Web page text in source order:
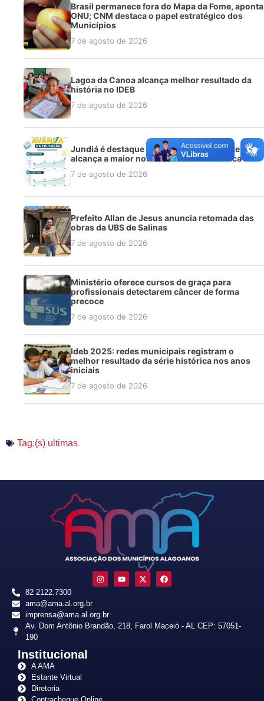
Brasil permanece fora do Mapa da Fome, aponta
ONU; CNM destaca o papel estratégico dos
Municípios
7 de agosto de 2026
Lagoa da Canoa alcança melhor resultado da
história no IDEB
7 de agosto de 2026
Jundiá é destaque no Ideb na região Norte e
alcança a maior nota da sua série histórica
7 de agosto de 2026
Prefeito Allan de Jesus anuncia retomada das
obras da UBS de Salinas
7 de agosto de 2026
Ministério oferece cursos de graça para
profissionais detectarem câncer de forma
precoce
7 de agosto de 2026
Ideb 2025: redes municipais registram o
melhor resultado da série histórica nos anos
iniciais
7 de agosto de 2026
Tag:(s) ultimas
82 2122.7300
ama@ama.al.org.br
imprensa@ama.al.org.br
Av. Dom Antônio Brandão, 218, Farol Maceió - AL CEP: 57051-
190
Institucional
A AMA
Estante Virtual
Diretoria